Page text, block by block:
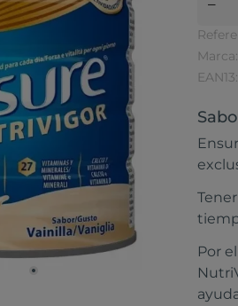
Marca:
EAN13:
Por